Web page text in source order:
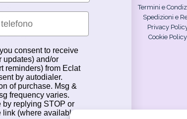
Filosofia
Frequenti
Termini e
Spedizioni e
Privacy
Cookie Policy
telefono
consent to receive
updates) and/or
reminders) from Eclat
by autodialer.
of purchase. Msg &
frequency varies.
by replying STOP or
(where available).